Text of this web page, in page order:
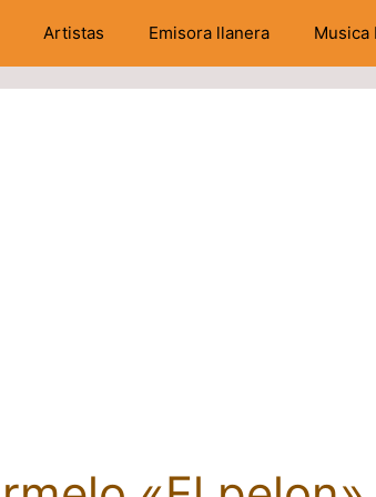
Artistas Emisora llanera Musica